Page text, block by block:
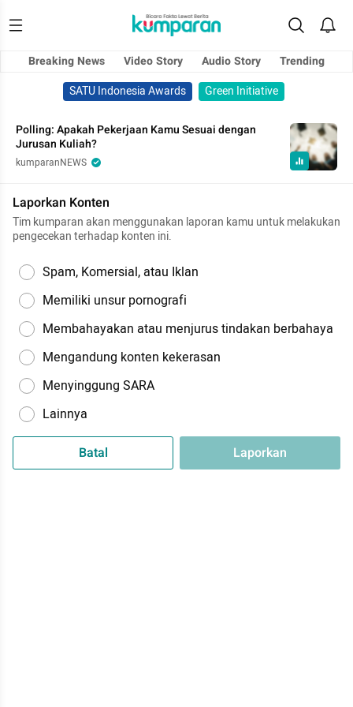
Breaking News Video Story Audio Story
Trending
SATU Indonesia Awards
Green Initiative
Polling: Apakah Pekerjaan Kamu Sesuai dengan
Jurusan Kuliah?
kumparanNEWS
Laporkan Konten
Tim kumparan akan menggunakan laporan kamu untuk melakukan
pengecekan terhadap konten ini.
Spam, Komersial, atau Iklan
Memiliki unsur pornografi
Membahayakan atau menjurus tindakan berbahaya
Mengandung konten kekerasan
Menyinggung SARA
Lainnya
Batal Laporkan